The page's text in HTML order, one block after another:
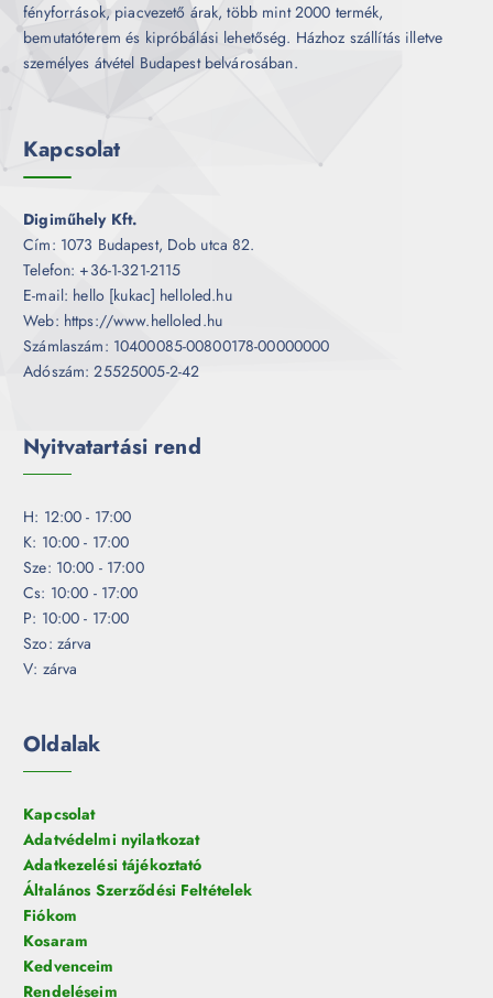
fényforrások, piacvezető árak, több mint 2000 termék,
bemutatóterem és kipróbálási lehetőség. Házhoz szállítás illetve
személyes átvétel Budapest belvárosában.
Kapcsolat
Digiműhely Kft.
Cím: 1073 Budapest, Dob utca 82.
Telefon: +36-1-321-2115
E-mail: hello [kukac] helloled.hu
Web: https://www.helloled.hu
Számlaszám: 10400085-00800178-00000000
Adószám: 25525005-2-42
Nyitvatartási rend
H: 12:00 - 17:00
K: 10:00 - 17:00
Sze: 10:00 - 17:00
Cs: 10:00 - 17:00
P: 10:00 - 17:00
Szo: zárva
V: zárva
Oldalak
Kapcsolat
Adatvédelmi nyilatkozat
Adatkezelési tájékoztató
Általános Szerződési Feltételek
Fiókom
Kosaram
Kedvenceim
Rendeléseim